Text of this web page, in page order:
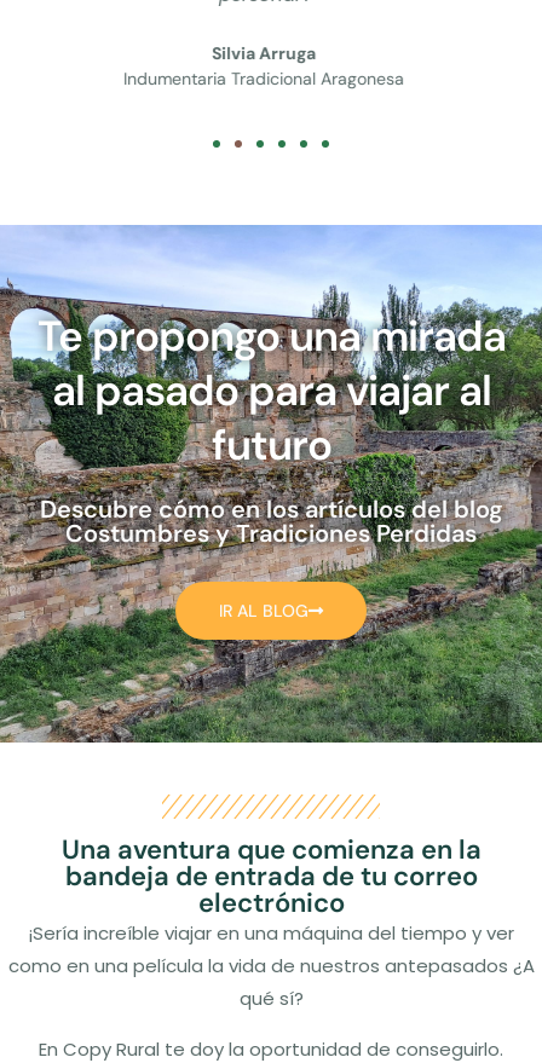
Te propongo una mirada
al pasado para viajar al
futuro
Descubre cómo en los artículos del blog
Costumbres y Tradiciones Perdidas
IR AL BLOG
Una aventura que comienza en la
bandeja de entrada de tu correo
electrónico
¡Sería increíble viajar en una máquina del tiempo y ver
como en una película la vida de nuestros antepasados ¿A
qué sí?
En Copy Rural te doy la oportunidad de conseguirlo.